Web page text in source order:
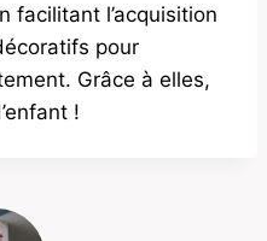
facilitant l’acquisition
pour
Grâce à elles,
!